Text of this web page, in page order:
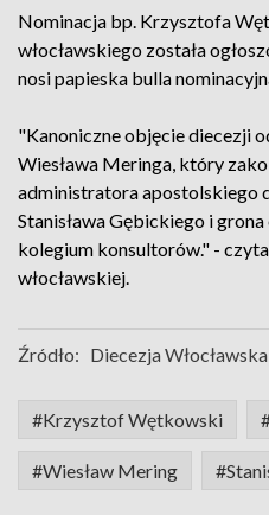
Nominacja bp. Krzysztofa
włocławskiego została
nosi papieska bulla
"Kanoniczne objęcie diecezji
Wiesława Meringa, który
administratora apostolskiego
Stanisława Gębickiego i
kolegium konsultorów." -
włocławskiej.
Źródło: Diecezja Włocławska
#Krzysztof Wętkowski
#Wiesław Mering